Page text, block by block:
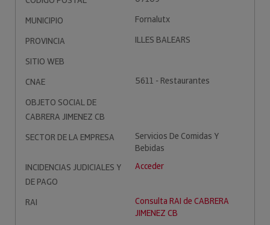
MUNICIPIO
Fornalutx
PROVINCIA
ILLES BALEARS
SITIO WEB
CNAE
5611 - Restaurantes
OBJETO SOCIAL DE
CABRERA JIMENEZ CB
SECTOR DE LA EMPRESA
Servicios De Comidas Y
Bebidas
INCIDENCIAS JUDICIALES Y
DE PAGO
Acceder
RAI
Consulta RAI de CABRERA
JIMENEZ CB